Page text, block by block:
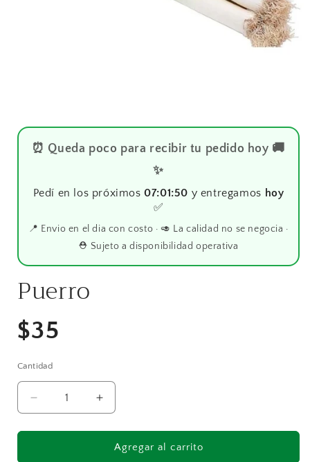
⏰ Queda poco para recibir tu pedido hoy 🚚
✨
Pedí en los próximos07:01:49 y entregamos hoy
✅
📍 Envio en el dia con costo · 🥑 La calidad no se negocia ·
⛑️ Sujeto a disponibilidad operativa
Puerro
Precio
habitual
$35
Cantidad
Reducir
cantidad
para
Aumentar
cantidad
para
Puerro
Agregar al carrito